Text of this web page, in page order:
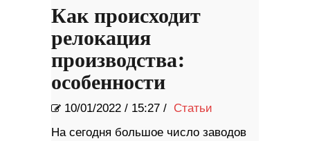
Как происходит
релокация
производства:
особенности
10/01/2022 / 15:27 / Статьи
На сегодня большое число заводов